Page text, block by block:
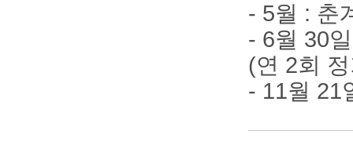
- 5월 : 춘
- 6월 30
(연 2회
- 11월 21